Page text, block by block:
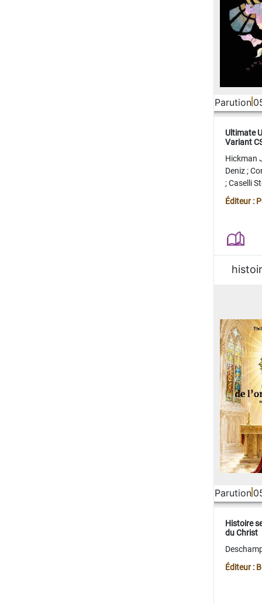
Parution
Ultimate
Variant
Hickman
Deniz;
;Caselli
Juan
Éditeur :
Parution
Histoire
du Christ
Éditeur :